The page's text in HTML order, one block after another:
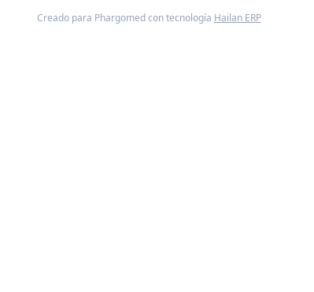
Creado para Phargomed con tecnología Hailan ERP